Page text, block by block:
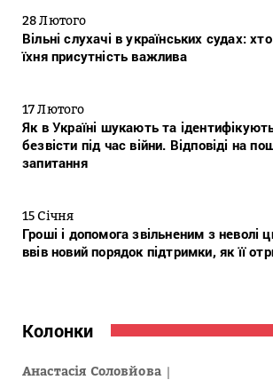
28 Лютого
Вільні слухачі в українських судах:
їхня присутність важлива
17 Лютого
Як в Україні шукають та
безвісти під час війни. Відповіді на
запитання
15 Січня
Гроші і допомога звільненим з неволі
ввів новий порядок підтримки, як її
Колонки
Анастасія Соловйова